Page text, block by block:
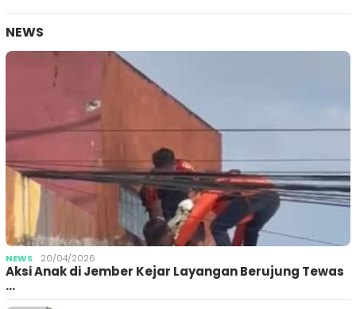
NEWS
NEWS 20/04/2026
Aksi Anak di Jember Kejar Layangan Berujung Tewas
…